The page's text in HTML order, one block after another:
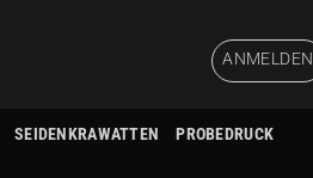
ANMELDEN
SEIDENKRAWATTEN PROBEDRUCK